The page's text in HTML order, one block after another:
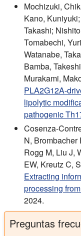
Mochizuki,
Kano,
Takashi;
Tomabechi,
Watanabe,
Bamba,
Murakami,
PLA2G12A-
lipolytic
pathogenic
Cosenza-
N, Brombacher
Rogg M, Liu J,
EW, Kreutz C,
Extracting
processing
2024.
Preguntas